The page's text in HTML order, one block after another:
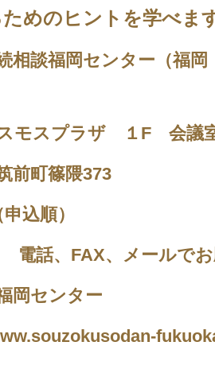
めのヒントを学べま
相談福岡センター（福岡
モスプラザ １F 会議
前町篠隈373
込順）
電話、FAX、メールで
岡センター